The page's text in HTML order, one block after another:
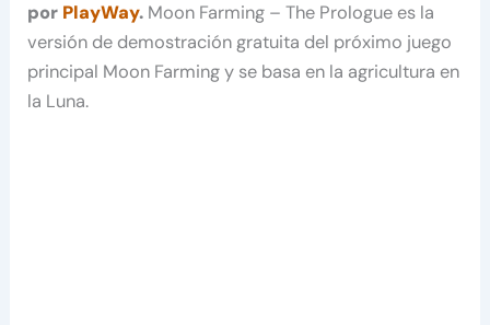
por PlayWay. Moon Farming – The Prologue es la
versión de demostración gratuita del próximo juego
principal Moon Farming y se basa en la agricultura en
la Luna.